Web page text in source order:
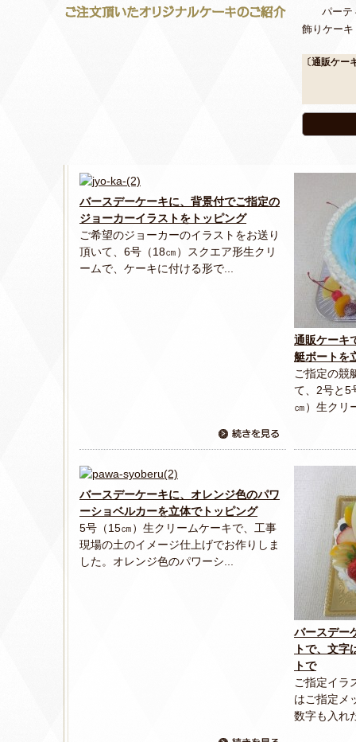
パーテ
飾りケーキ
〔通販ケー
バースデーケーキに、背景付でご指定の
ジョーカーイラストをトッピング
ご希望のジョーカーのイラストをお送り
頂いて、6号（18㎝）スクエア形生クリ
ームで、ケーキに付ける形で...
通販ケーキ
艇ボートを
ご指定の競
て、2号と5
㎝）生クリ
バースデーケーキに、オレンジ色のパワ
ーショベルカーを立体でトッピング
5号（15㎝）生クリームケーキで、工事
現場の土のイメージ仕上げでお作りしま
した。オレンジ色のパワーシ...
バースデー
トで、文字
トで
ご指定イラ
はご指定メ
数字も入れ